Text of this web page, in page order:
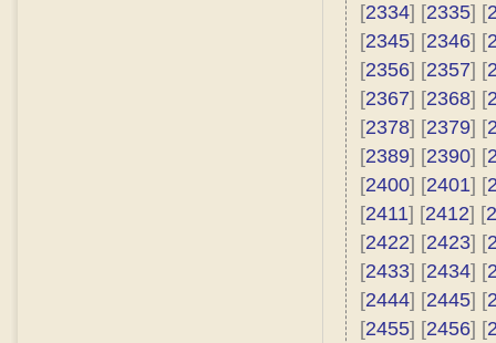
[2334] [2335] [
[2345] [2346] [
[2356] [2357] [
[2367] [2368] [
[2378] [2379] [
[2389] [2390] [
[2400] [2401] [
[2411] [2412] [
[2422] [2423] [
[2433] [2434] [
[2444] [2445] [
[2455] [2456] [